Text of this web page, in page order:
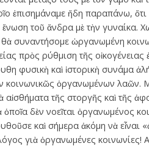
ἐπισημάναμε ἤδη παραπάνω,
τοῦ ἄνδρα μὲ τὴν γυναίκα.
συναντήσομε ὠργανωμένη
πρὸς ρύθμιση τῆς
φυσικὴ καὶ ἱστορικὴ συνάμα
κοινωνικῶς ὀργανωμένων λαῶν.
αἰσθήματα τῆς στοργῆς καὶ τῆς
δὲν νοεῖται ὀργανωμένος
καὶ σήμερα ἀκόμη νὰ εἶναι
γιὰ ὀργανωμένες κοινωνίες!